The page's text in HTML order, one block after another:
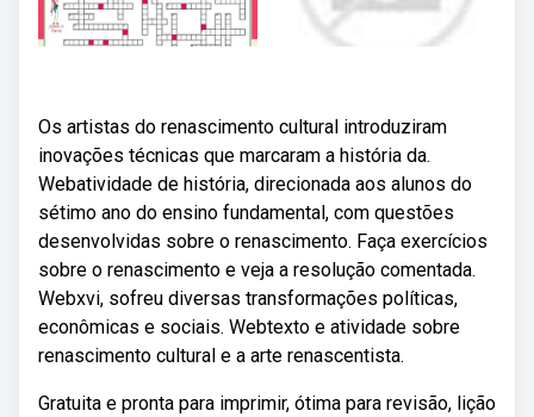
Os artistas do renascimento cultural introduziram
inovações técnicas que marcaram a história da.
Webatividade de história, direcionada aos alunos do
sétimo ano do ensino fundamental, com questões
desenvolvidas sobre o renascimento. Faça exercícios
sobre o renascimento e veja a resolução comentada.
Webxvi, sofreu diversas transformações políticas,
econômicas e sociais. Webtexto e atividade sobre
renascimento cultural e a arte renascentista.
Gratuita e pronta para imprimir, ótima para revisão, lição